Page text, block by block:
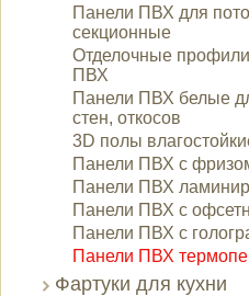
Панели ПВХ для
секционные
Отделочные
ПВХ
Панели ПВХ белые
стен, откосов
3D полы
Панели ПВХ с
Панели ПВХ
Панели ПВХ с
Панели ПВХ с
Панели ПВХ
Фартуки для кухни